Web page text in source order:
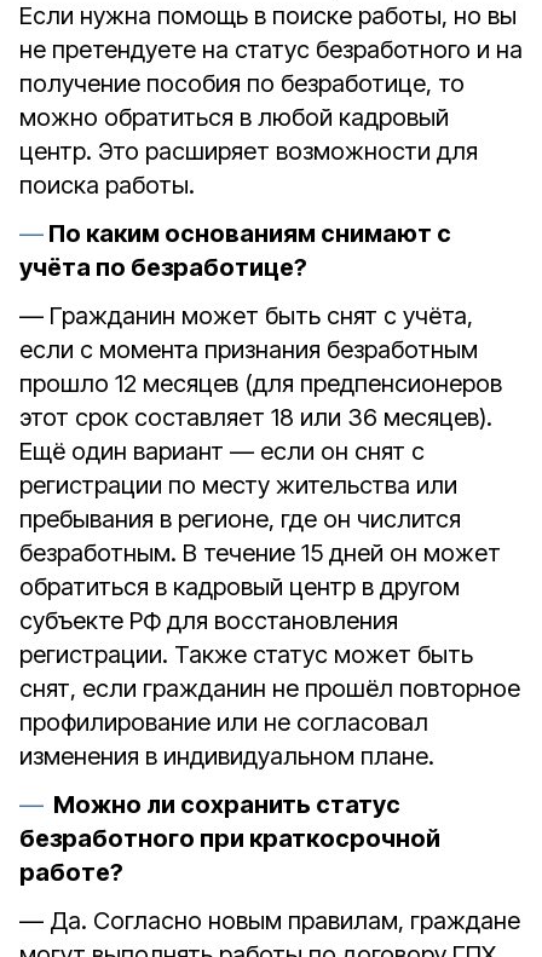
Если нужна помощь в поиске работы, но вы
не претендуете на статус безработного и на
получение пособия по безработице, то
можно обратиться в любой кадровый
центр. Это расширяет возможности для
поиска работы.
По каким основаниям снимают с
учёта по безработице?
— Гражданин может быть снят с учёта,
если с момента признания безработным
прошло 12 месяцев (для предпенсионеров
этот срок составляет 18 или 36 месяцев).
Ещё один вариант — если он снят с
регистрации по месту жительства или
пребывания в регионе, где он числится
безработным. В течение 15 дней он может
обратиться в кадровый центр в другом
субъекте РФ для восстановления
регистрации. Также статус может быть
снят, если гражданин не прошёл повторное
профилирование или не согласовал
изменения в индивидуальном плане.
Можно ли сохранить статус
безработного при краткосрочной
работе?
— Да. Согласно новым правилам, граждане